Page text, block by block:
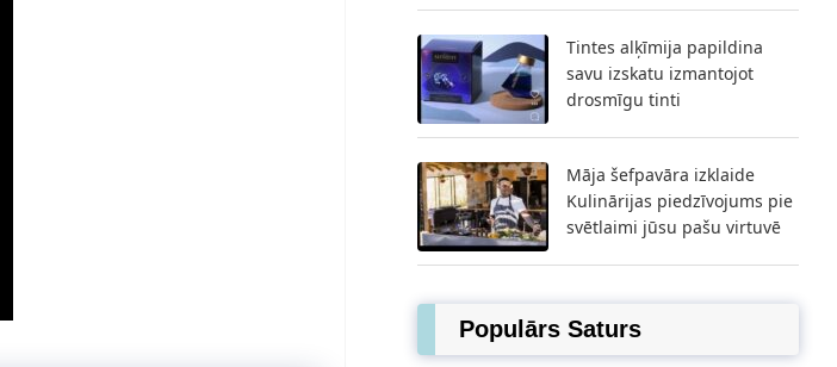
Tintes alķīmija papildina
savu izskatu izmantojot
drosmīgu tinti
Māja šefpavāra izklaide
Kulinārijas piedzīvojums pie
svētlaimi jūsu pašu virtuvē
Populārs Saturs